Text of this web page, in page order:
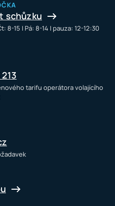
schůzku
8-15 I Pá: 8-14 I pauza: 12-12:30
tarifu operátora volajícího